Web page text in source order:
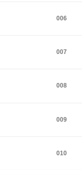
006
007
008
009
010